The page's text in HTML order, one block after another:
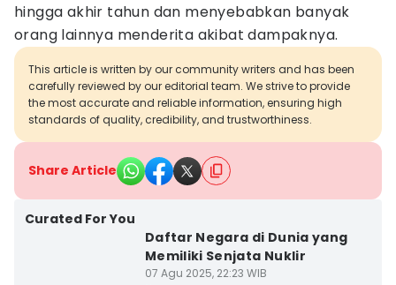
hingga akhir tahun dan menyebabkan banyak
orang lainnya menderita akibat dampaknya.
This article is written by our community writers and has been
carefully reviewed by our editorial team. We strive to provide
the most accurate and reliable information, ensuring high
standards of quality, credibility, and trustworthiness.
Share Article
Curated For You
Daftar Negara di Dunia yang
Memiliki Senjata Nuklir
07 Agu 2025, 22:23 WIB